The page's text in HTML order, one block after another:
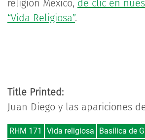
religión México, dé clic en
“Vida Religiosa”.
Title Printed:
Juan Diego y las apariciones
RHM 171 Vida religiosa
Basílica de